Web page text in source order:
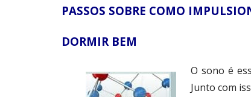
PASSOS SOBRE COMO
DORMIR BEM
O sono é
Junto com